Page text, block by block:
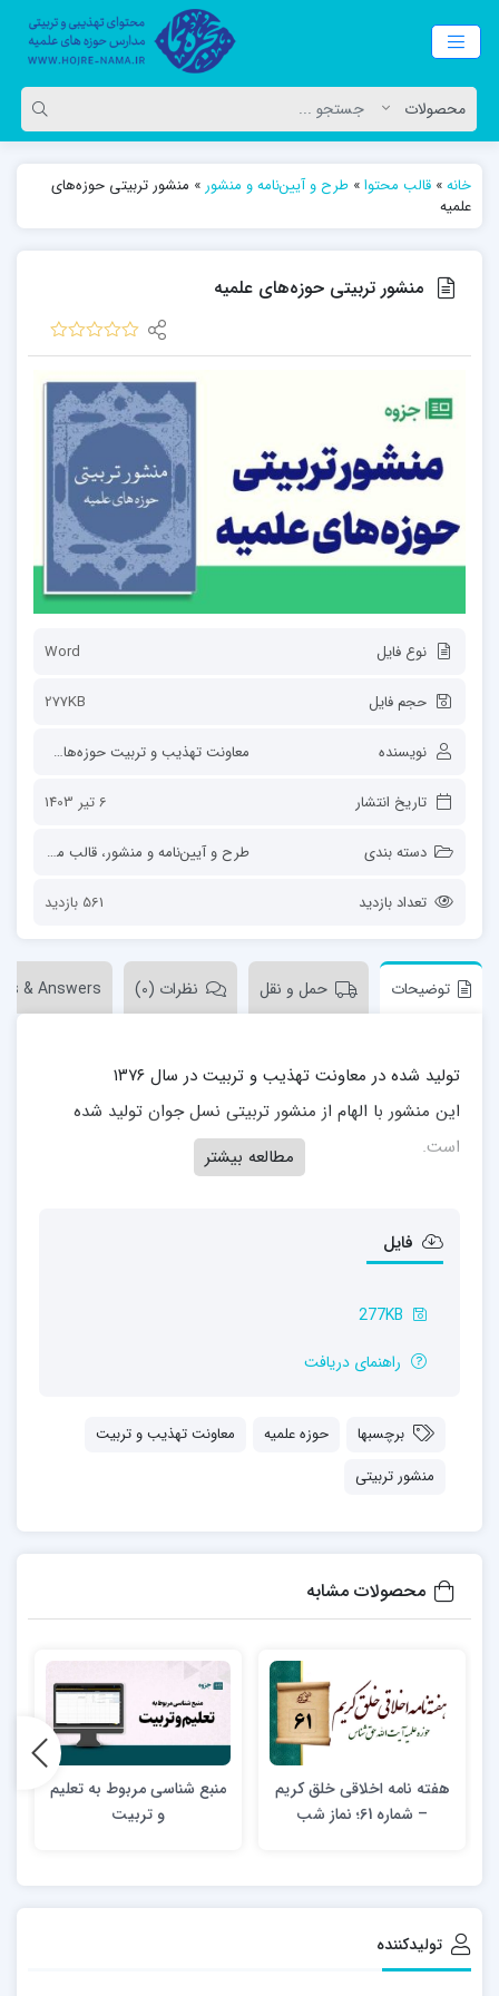
خانه» قالب محتوا» طرح و آیین‌نامه و منشور » منشور تربیتی حوزه‌های
علمیه
منشور تربیتی حوزه‌های علمیه
نوع فایل Word
حجم فایل 277KB
نویسنده معاونت تهذیب و تربیت حوزه‌های علمیه
تاریخ انتشار 6 تیر 1403
دسته بندی طرح و آیین‌نامه و منشور، قالب محتوا
تعداد بازدید 561 بازدید
توضیحات حمل و نقل نظرات (0) & Answers
تولید شده در معاونت تهذیب و تربیت در سال ۱۳۷۶
این منشور با الهام از منشور تربیتی نسل جوان تولید شده
است.
مطالعه بیشتر
فایل
277KB
راهنمای دریافت
برچسبها حوزه علمیه
معاونت تهذیب و تربیت
منشور تربیتی
محصولات مشابه
هفته نامه اخلاقی خلق کریم
– شماره 61؛ نماز شب
منبع شناسی مربوط به تعلیم
و تربیت
تولیدکننده